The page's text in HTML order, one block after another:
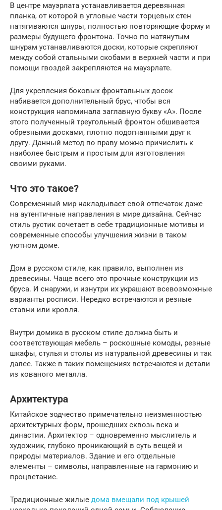
В центре мауэрлата устанавливается деревянная
планка, от которой в угловые части торцевых стен
натягиваются шнуры, полностью повторяющие форму и
размеры будущего фронтона. Точно по натянутым
шнурам устанавливаются доски, которые скрепляют
между собой стальными скобами в верхней части и при
помощи гвоздей закрепляются на мауэрлате.
Для укрепления боковых фронтальных досок
набивается дополнительный брус, чтобы вся
конструкция напоминала заглавную букву «А». После
этого полученный треугольный фронтон обшивается
обрезными досками, плотно подогнанными друг к
другу. Данный метод по праву можно причислить к
наиболее быстрым и простым для изготовления
своими руками.
Что это такое?
Современный мир накладывает свой отпечаток даже
на аутентичные направления в мире дизайна. Сейчас
стиль рустик сочетает в себе традиционные мотивы и
современные способы улучшения жизни в таком
уютном доме.
Дом в русском стиле, как правило, выполнен из
древесины. Чаще всего это прочные конструкции из
бруса. И снаружи, и изнутри их украшают всевозможные
варианты росписи. Нередко встречаются и резные
ставни или кровля.
Внутри домика в русском стиле должна быть и
соответствующая мебель – роскошные комоды, резные
шкафы, стулья и столы из натуральной древесины и так
далее. Также в таких помещениях встречаются и детали
из кованого металла.
Архитектура
Китайское зодчество примечательно неизменностью
архитектурных форм, прошедших сквозь века и
династии. Архитектор – одновременно мыслитель и
художник, глубоко проникающий в суть вещей и
природы материалов. Здание и его отдельные
элементы – символы, направленные на гармонию и
процветание.
Традиционные жилые дома вмещали под крышей